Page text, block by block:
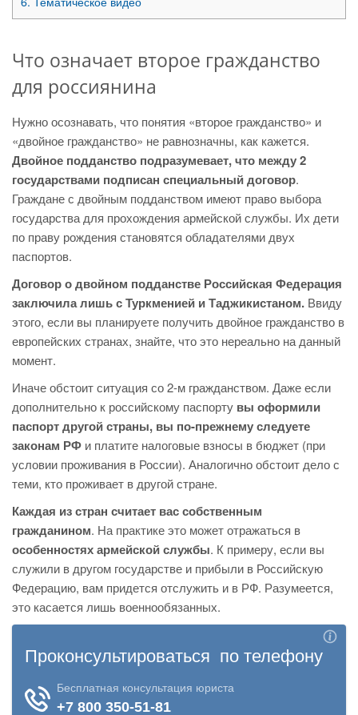
Что означает второе гражданство
для россиянина
Нужно осознавать, что понятия «второе гражданство» и
«двойное гражданство» не равнозначны, как кажется.
Двойное подданство подразумевает, что между 2
государствами подписан специальный договор.
Граждане с двойным подданством имеют право выбора
государства для прохождения армейской службы. Их дети
по праву рождения становятся обладателями двух
паспортов.
Договор о двойном подданстве Российская Федерация
заключила лишь с Туркменией и Таджикистаном. Ввиду
этого, если вы планируете получить двойное гражданство в
европейских странах, знайте, что это нереально на данный
момент.
Иначе обстоит ситуация со 2-м гражданством. Даже если
дополнительно к российскому паспорту вы оформили
паспорт другой страны, вы по-прежнему следуете
законам РФ и платите налоговые взносы в бюджет (при
условии проживания в России). Аналогично обстоит дело с
теми, кто проживает в другой стране.
Каждая из стран считает вас собственным
гражданином. На практике это может отражаться в
особенностях армейской службы. К примеру, если вы
служили в другом государстве и прибыли в Российскую
Федерацию, вам придется отслужить и в РФ. Разумеется,
это касается лишь военнообязанных.